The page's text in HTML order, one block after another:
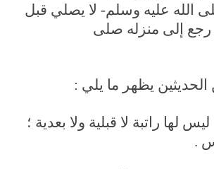
الله عليه وسلم- لا يصلي قبل
رجع إلى منزله صلى
يظهر ما يلي :
لها راتبة لا قبلية ولا بعدية ؛
.